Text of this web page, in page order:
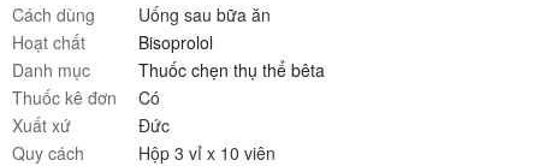
Cách dùng
Uống sau bữa ăn
Hoạt chất
Bisoprolol
Danh mục
Thuốc chẹn thụ thể bêta
Thuốc kê đơn
Có
Xuất xứ
Đức
Quy cách
Hộp 3 vỉ x 10 viên